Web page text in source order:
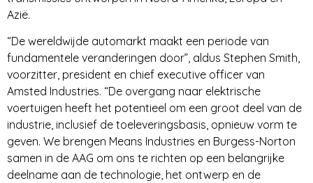
Azië.
“De wereldwijde automarkt maakt een periode van
fundamentele veranderingen door”, aldus Stephen Smith,
voorzitter, president en chief executive officer van
Amsted Industries. “De overgang naar elektrische
voertuigen heeft het potentieel om een groot deel van de
industrie, inclusief de toeleveringsbasis, opnieuw vorm te
geven. We brengen Means Industries en Burgess-Norton
samen in de AAG om ons te richten op een belangrijke
deelname aan de technologie, het ontwerp en de